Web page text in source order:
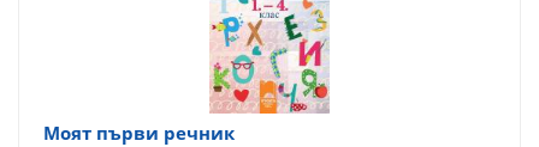
Моят първи речник